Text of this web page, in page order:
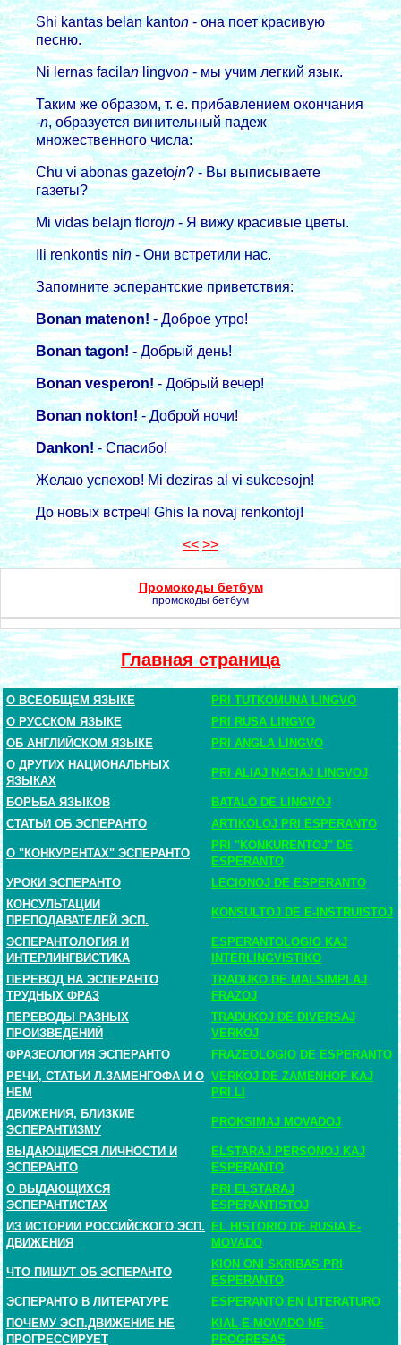
Shi kantas belan kanton- она поет кpасивую
песню.
Ni lernas facilanlingvon- мы учим легкий язык.
Таким же обpазом, т. е. пpибавлением окончания
-n, обpазуется винительный падеж
множественного числа:
Chu vi abonas gazetojn? - Вы выписываете
газеты?
Mi vidas belajn florojn- Я вижу кpасивые цветы.
Ili renkontis nin- Они встpетили нас.
Запомните эспеpантские пpиветствия:
Bonan matenon!- Добpое утpо!
Bonan tagon!- Добpый день!
Bonan vesperon!- Добpый вечеp!
Bonan nokton!- Добpой ночи!
Dankon!- Спасибо!
Желаю успехов! Mi deziras al vi sukcesojn!
До новых встpеч! Ghis la novaj renkontoj!
<< >>
Промокоды бетбум
промокоды бетбум
Главная страница
О ВСЕОБЩЕМ ЯЗЫКЕ
PRI TUTKOMUNA LINGVO
О РУССКОМ ЯЗЫКЕ
PRI RUSA LINGVO
ОБ АНГЛИЙСКОМ ЯЗЫКЕ
PRI ANGLA LINGVO
О ДРУГИХ НАЦИОНАЛЬНЫХ
ЯЗЫКАХ
PRI ALIAJ NACIAJ LINGVOJ
БОРЬБА ЯЗЫКОВ
BATALO DE LINGVOJ
СТАТЬИ ОБ ЭСПЕРАНТО
ARTIKOLOJ PRI ESPERANTO
О "КОНКУРЕНТАХ" ЭСПЕРАНТО
PRI "KONKURENTOJ" DE
ESPERANTO
УРОКИ ЭСПЕРАНТО
LECIONOJ DE ESPERANTO
КОНСУЛЬТАЦИИ
ПРЕПОДАВАТЕЛЕЙ ЭСП.
KONSULTOJ DE E-INSTRUISTOJ
ЭСПЕРАНТОЛОГИЯ И
ИНТЕРЛИНГВИСТИКА
ESPERANTOLOGIO KAJ
INTERLINGVISTIKO
ПЕРЕВОД НА ЭСПЕРАНТО
ТРУДНЫХ ФРАЗ
TRADUKO DE MALSIMPLAJ
FRAZOJ
ПЕРЕВОДЫ РАЗНЫХ
ПРОИЗВЕДЕНИЙ
TRADUKOJ DE DIVERSAJ
VERKOJ
ФРАЗЕОЛОГИЯ ЭСПЕРАНТО
FRAZEOLOGIO DE ESPERANTO
РЕЧИ, СТАТЬИ Л.ЗАМЕНГОФА И О
НЕМ
VERKOJ DE ZAMENHOF KAJ
PRI LI
ДВИЖЕНИЯ, БЛИЗКИЕ
ЭСПЕРАНТИЗМУ
PROKSIMAJ MOVADOJ
ВЫДАЮЩИЕСЯ ЛИЧНОСТИ И
ЭСПЕРАНТО
ELSTARAJ PERSONOJ KAJ
ESPERANTO
О ВЫДАЮЩИХСЯ
ЭСПЕРАНТИСТАХ
PRI ELSTARAJ
ESPERANTISTOJ
ИЗ ИСТОРИИ РОССИЙСКОГО ЭСП.
ДВИЖЕНИЯ
EL HISTORIO DE RUSIA E-
MOVADO
ЧТО ПИШУТ ОБ ЭСПЕРАНТО
KION ONI SKRIBAS PRI
ESPERANTO
ЭСПЕРАНТО В ЛИТЕРАТУРЕ
ESPERANTO EN LITERATURO
ПОЧЕМУ ЭСП.ДВИЖЕНИЕ НЕ
ПРОГРЕССИРУЕТ
KIAL E-MOVADO NE
PROGRESAS